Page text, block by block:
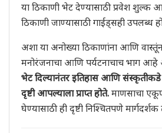
या ठिकाणी भेट देण्यासाठी प्रवेश शुल्क
ठिकाणी जाण्यासाठी गाईड्सही उपलब्ध
अशा या अनोख्या ठिकाणांना आणि
मनोरंजनाचा आणि पर्यटनाचाच भाग आहे
भेट दिल्यानंतर इतिहास आणि
दृष्टी आपल्याला प्राप्त होते.माणसाचा
घेण्यासाठी ही दृष्टी निश्चितपणे